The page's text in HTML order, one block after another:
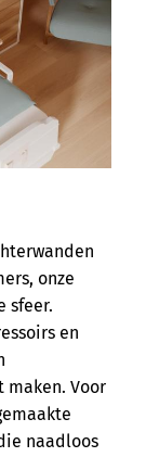
onze
sfeer.
en
Voor
naadloos